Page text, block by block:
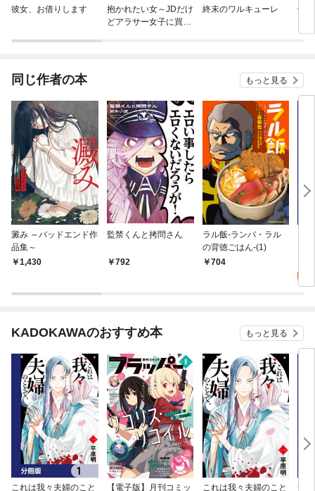
彼女、お借りします
抱かれたい女～JDだけ
どアラサー女子に買わ
終末のワルキューレ
俺
え
同じ作者の本 もっと見る
澱み ～バッドエンド作
品集～
1,430
監禁くんと拷問さん
792
ラル飯‐ランバ・ラル
の背徳ごはん‐(1)
704
KADOKAWAのおすすめ本 もっと見る
これは我々夫婦のこと 【電子版】月刊コミッ これは我々夫婦のこと チ